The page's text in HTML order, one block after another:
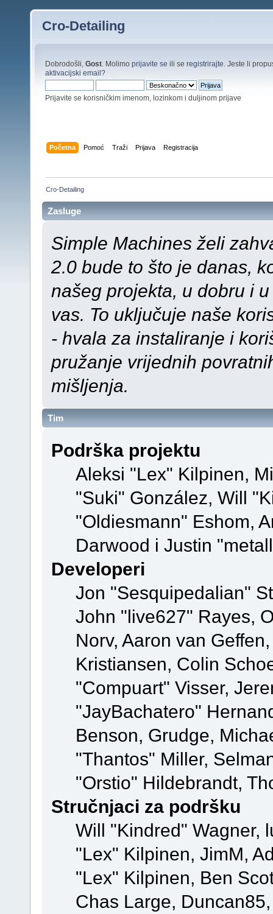
Cro-Detailing
Dobrodošli, Gost . Molimo prijavite se ili se registrirajte . Jeste li
aktivacijski email?
Prijavite se korisničkim imenom, lozinkom i duljinom prijave
Početna Pomoć Traži Prijava Registracija
Cro-Detailing
Zasluge
Simple Machines želi
2.0 bude to što je danas,
našeg projekta, u dobru i
vas. To uključuje naše
- hvala za instaliranje i
pružanje vrijednih
mišljenja.
Tim
Podrška projektu
Aleksi "Lex" Kilpinen,
"Suki" González, Will
"Oldiesmann" Eshom,
Darwood i Justin
Developeri
Jon "Sesquipedalian"
John "live627" Rayes,
Norv, Aaron van
Kristiansen, Colin
"Compuart" Visser,
"JayBachatero"
Benson, Grudge,
"Thantos" Miller,
"Orstio" Hildebrandt,
Stručnjaci za podršku
Will "Kindred" Wagner,
"Lex" Kilpinen, JimM,
"Lex" Kilpinen, Ben
Chas Large,